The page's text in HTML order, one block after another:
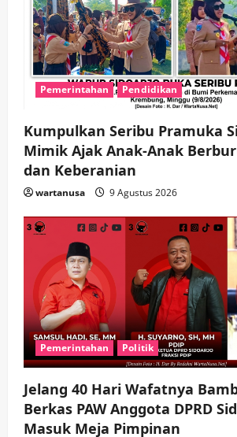
o Pemerintahan Pendidikan
Kumpulkan Seribu Pramuka
Mimik Ajak Anak-Anak
dan Keberanian
wartanusa 9 Agustus 2026
Pemerintahan Politik
Jelang 40 Hari Wafatnya
Berkas PAW Anggota DPRD
Masuk Meja Pimpinan ​